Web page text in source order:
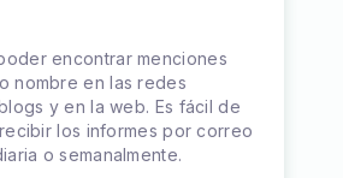
encontrar menciones
nombre en las redes
y en la web. Es fácil de
los informes por correo
o semanalmente.